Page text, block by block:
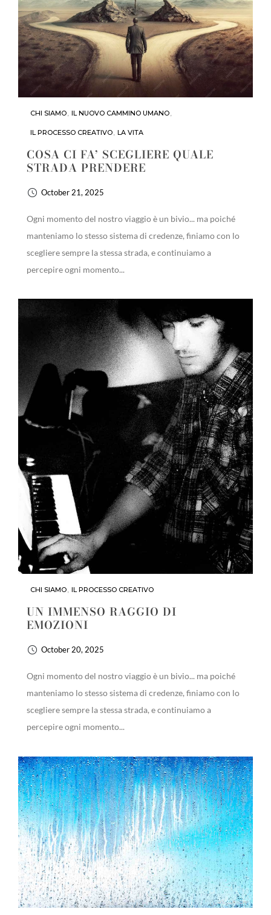
CHI SIAMO, IL NUOVO CAMMINO UMANO,
IL PROCESSO CREATIVO, LA VITA
COSA CI FA’ SCEGLIERE QUALE
STRADA PRENDERE
October 21, 2025
Ogni momento del nostro viaggio è un bivio... ma poiché
manteniamo lo stesso sistema di credenze, finiamo con lo
scegliere sempre la stessa strada, e continuiamo a
percepire ogni momento...
CHI SIAMO, IL PROCESSO CREATIVO
UN IMMENSO RAGGIO DI
EMOZIONI
October 20, 2025
Ogni momento del nostro viaggio è un bivio... ma poiché
manteniamo lo stesso sistema di credenze, finiamo con lo
scegliere sempre la stessa strada, e continuiamo a
percepire ogni momento...